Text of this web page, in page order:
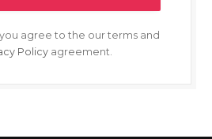
agree to the our terms and
Policy agreement.